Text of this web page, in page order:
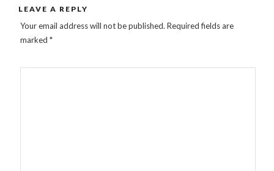
LEAVE A REPLY
Your email address will not be published. Required fields are
marked *